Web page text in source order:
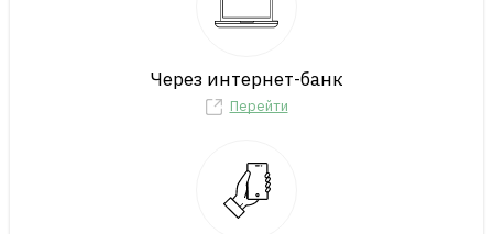
Через интернет-банк
Перейти